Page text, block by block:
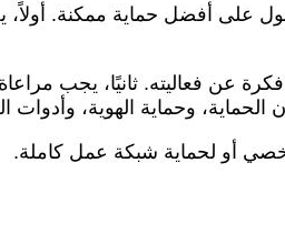
على أفضل حماية ممكنة.
فعاليته. ثانيًا، يجب مراعاة
وحماية الهوية، وأدوات
أو لحماية شبكة عمل كاملة.